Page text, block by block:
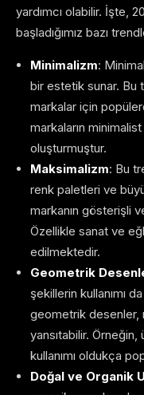
yardımcı olabilir. İşte,
başladığımız bazı
Minimalizm:
bir estetik sunar. Bu
markalar için
markaların
oluşturmuştur.
Maksimalizm: Bu
renk paletleri ve
markanın gösterişli
Özellikle sanat ve
edilmektedir.
Geometrik
şekillerin kullanımı
geometrik desenler,
yansıtabilir.
kullanımı oldukça
Doğal ve Organik